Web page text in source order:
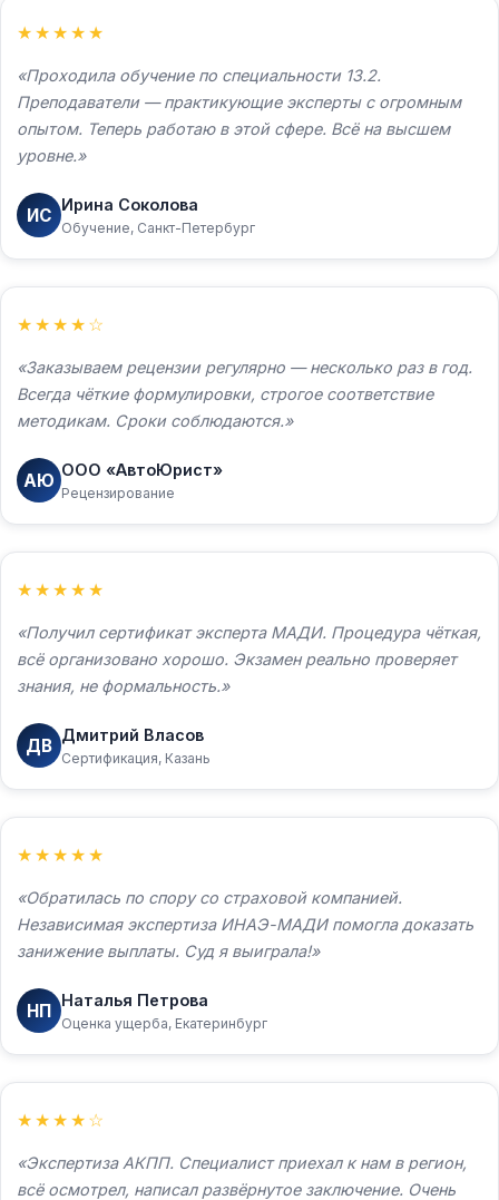
Комментарий(необязательно)
Отправить
Нажимая кнопку, вы соглашаетесь сполитикой
★★★★★
Проходила обучение по специальности 13.2.
Преподаватели — практикующие эксперты с огромным
опытом. Теперь работаю в этой сфере. Всё на высшем
уровне.
ИС Ирина Соколова
Обучение, Санкт-Петербург
★★★★☆
Заказываем рецензии регулярно — несколько раз в год.
Всегда чёткие формулировки, строгое соответствие
методикам. Сроки соблюдаются.
АЮ ООО «АвтоЮрист»
Рецензирование
★★★★★
Получил сертификат эксперта МАДИ. Процедура чёткая,
всё организовано хорошо. Экзамен реально проверяет
знания, не формальность.
ДВ Дмитрий Власов
Сертификация, Казань
★★★★★
Обратилась по спору со страховой компанией.
Независимая экспертиза ИНАЭ-МАДИ помогла доказать
занижение выплаты. Суд я выиграла!
НП Наталья Петрова
Оценка ущерба, Екатеринбург
★★★★☆
Экспертиза АКПП. Специалист приехал к нам в регион,
всё осмотрел, написал развёрнутое заключение. Очень